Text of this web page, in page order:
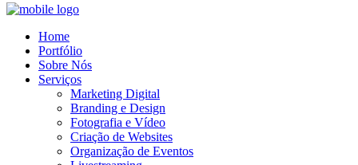
Home
Portfólio
Sobre Nós
Serviços
Marketing Digital
Branding e Design
Fotografia e Vídeo
Criação de Websites
Organização de Eventos